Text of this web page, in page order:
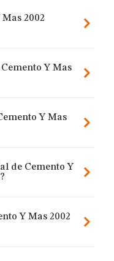
2002
Y Mas
Y Mas
de Cemento Y
Y Mas 2002